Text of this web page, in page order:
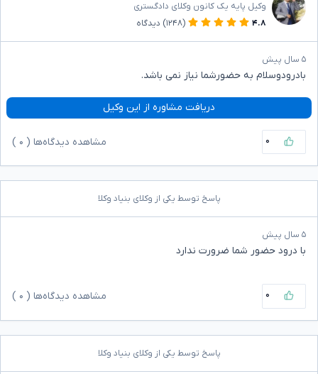
وکیل پایه یک کانون وکلای دادگستری
۴.۸
(۱۲۴۸) دیدگاه
۵ سال پیش
بادرودوسلام به حضورشما نیاز نمی باشد.
دریافت مشاوره از این وکیل
۰ مشاهده دیدگاه‌ها ( ۰
پاسخ توسط یکی از وکلای بنیاد وکلا
۵ سال پیش
با درود حضور شما ضرورت ندارد
۰ مشاهده دیدگاه‌ها ( ۰
پاسخ توسط یکی از وکلای بنیاد وکلا